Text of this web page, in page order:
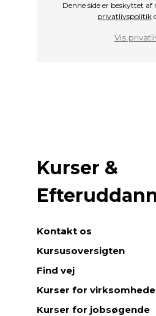
Denne side er beskyttet af
privatlivspolitik
Vis
Kurser &
Kontakt os
Kursusoversigten
Find vej
Kurser for
Kurser for jobsøgende